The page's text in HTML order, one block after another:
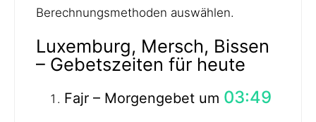
Berechnungsmethoden auswählen.
Luxemburg, Mersch, Bissen
– Gebetszeiten für heute
Fajr – Morgengebet um 03:49